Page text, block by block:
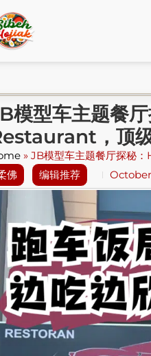
模型车主题餐
，顶
» JB模型车主题餐厅探秘
佛
编辑推荐